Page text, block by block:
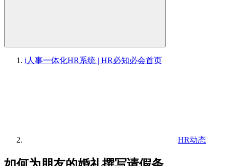
i人事一体化HR系统 | HR必知必会首页
HR动态